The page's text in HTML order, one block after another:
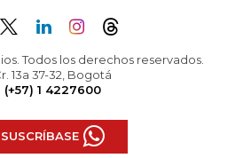
Todos los derechos reservados.
13a 37-32, Bogotá
(+57) 1 4227600
SUSCRÍBASE